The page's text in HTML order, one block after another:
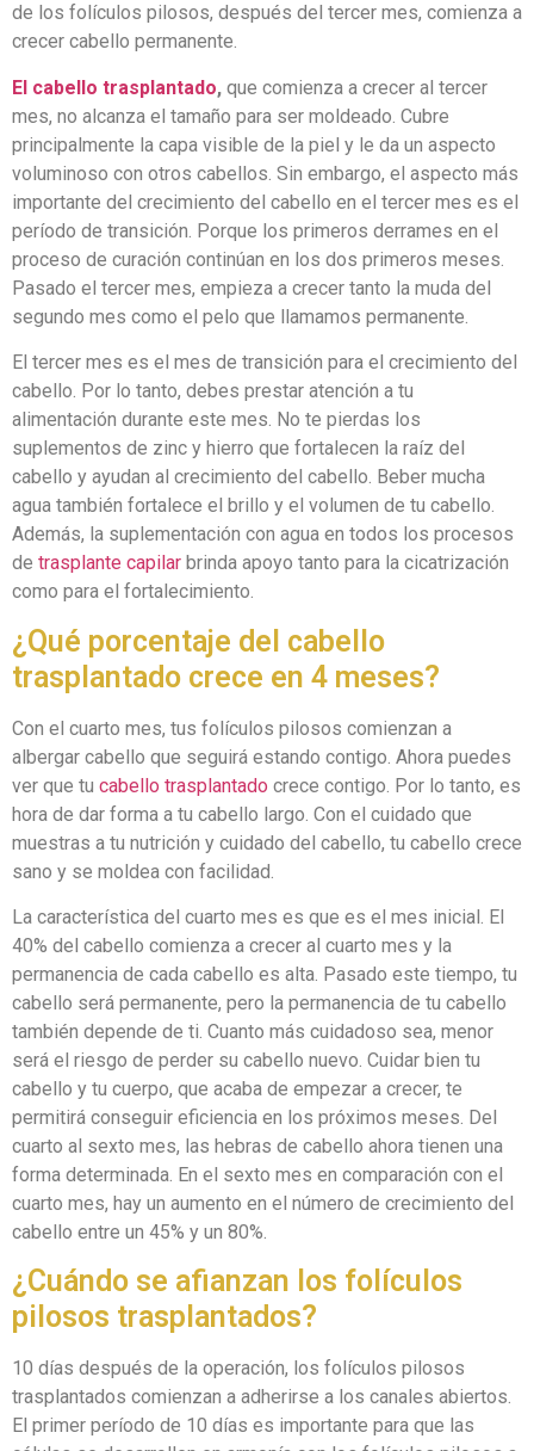
de los folículos pilosos, después del tercer mes, comienza a
crecer cabello permanente.
El cabello trasplantado, que comienza a crecer al tercer
mes, no alcanza el tamaño para ser moldeado. Cubre
principalmente la capa visible de la piel y le da un aspecto
voluminoso con otros cabellos. Sin embargo, el aspecto más
importante del crecimiento del cabello en el tercer mes es el
período de transición. Porque los primeros derrames en el
proceso de curación continúan en los dos primeros meses.
Pasado el tercer mes, empieza a crecer tanto la muda del
segundo mes como el pelo que llamamos permanente.
El tercer mes es el mes de transición para el crecimiento del
cabello. Por lo tanto, debes prestar atención a tu
alimentación durante este mes. No te pierdas los
suplementos de zinc y hierro que fortalecen la raíz del
cabello y ayudan al crecimiento del cabello. Beber mucha
agua también fortalece el brillo y el volumen de tu cabello.
Además, la suplementación con agua en todos los procesos
de trasplante capilar brinda apoyo tanto para la cicatrización
como para el fortalecimiento.
¿Qué porcentaje del cabello
trasplantado crece en 4 meses?
Con el cuarto mes, tus folículos pilosos comienzan a
albergar cabello que seguirá estando contigo. Ahora puedes
ver que tu cabello trasplantado crece contigo. Por lo tanto, es
hora de dar forma a tu cabello largo. Con el cuidado que
muestras a tu nutrición y cuidado del cabello, tu cabello crece
sano y se moldea con facilidad.
La característica del cuarto mes es que es el mes inicial. El
40% del cabello comienza a crecer al cuarto mes y la
permanencia de cada cabello es alta. Pasado este tiempo, tu
cabello será permanente, pero la permanencia de tu cabello
también depende de ti. Cuanto más cuidadoso sea, menor
será el riesgo de perder su cabello nuevo. Cuidar bien tu
cabello y tu cuerpo, que acaba de empezar a crecer, te
permitirá conseguir eficiencia en los próximos meses. Del
cuarto al sexto mes, las hebras de cabello ahora tienen una
forma determinada. En el sexto mes en comparación con el
cuarto mes, hay un aumento en el número de crecimiento del
cabello entre un 45% y un 80%.
¿Cuándo se afianzan los folículos
pilosos trasplantados?
10 días después de la operación, los folículos pilosos
trasplantados comienzan a adherirse a los canales abiertos.
El primer período de 10 días es importante para que las